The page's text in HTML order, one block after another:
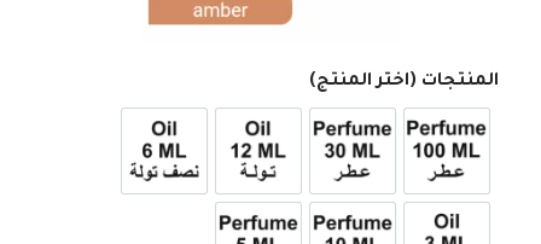
المنتجات (اختر المنتج)
عطر 100ml عطر 30ml 12ml زيت تولة 6ml زيت نصف تولة